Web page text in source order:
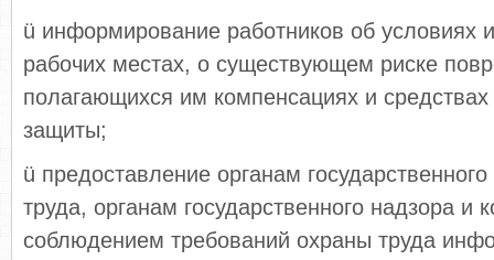
ü информирование работников об условиях
рабочих местах, о существующем риске
полагающихся им компенсациях и
защиты;
ü предоставление органам
труда, органам государственного надзора и
соблюдением требований охраны труда